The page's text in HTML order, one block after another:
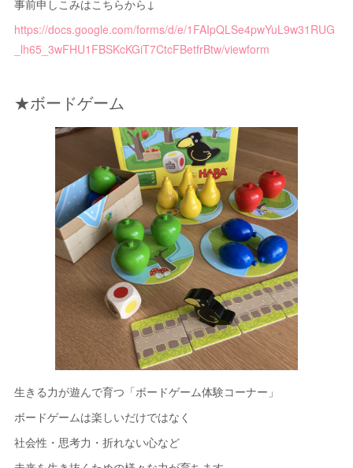
事前申しこみはこちらから↓
https://docs.google.com/forms/d/e/1FAIpQLSe4pwYuL9w31RUG
_lh65_3wFHU1FBSKcKGiT7CtcFBetfrBtw/viewform
★ボードゲーム
生きる力が遊んで育つ「ボードゲーム体験コーナー」
ボードゲームは楽しいだけではなく
社会性・思考力・折れない心など